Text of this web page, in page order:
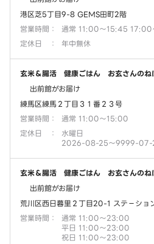
港区芝5丁目9-8 GEMS田町2階
営業時間 ：
通常 11:00～15:45
定休日
： 年中無休
玄米＆腸活 健康ごはん お玄さんの
出前館がお届け
練馬区練馬２丁目３１番２３号
営業時間 ：
通常 11:00～15:00
定休日
：
水曜日
2026-08-25～9999-07-
玄米＆腸活 健康ごはん お玄さんの
出前館がお届け
荒川区西日暮里２丁目20-1 ステ－ショ
営業時間 ：
通常 11:00～23:00
平日 11:00～23:00
祝日 11:00～23:00